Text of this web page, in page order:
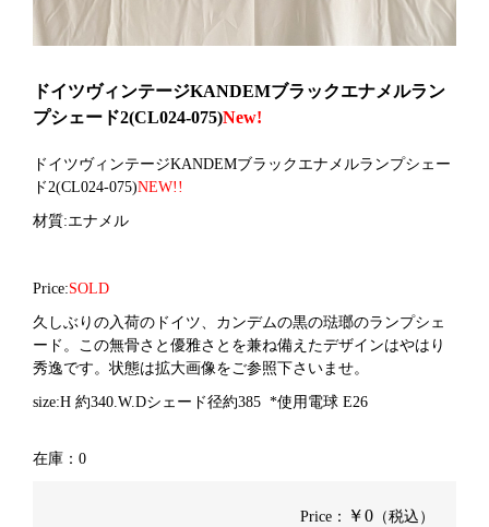
ドイツヴィンテージKANDEMブラックエナメルラン
プシェード2(CL024-075)New!
ドイツヴィンテージKANDEMブラックエナメルランプシェー
ド2(CL024-075)NEW!!
材質:エナメル
Price:SOLD
久しぶりの入荷のドイツ、カンデムの黒の琺瑯のランプシェ
ード。この無骨さと優雅さとを兼ね備えたデザインはやはり
秀逸です。状態は拡大画像をご参照下さいませ。
size:H 約340.W.Dシェード径約385 *使用電球 E26
在庫：0
Price： ￥0 （税込）